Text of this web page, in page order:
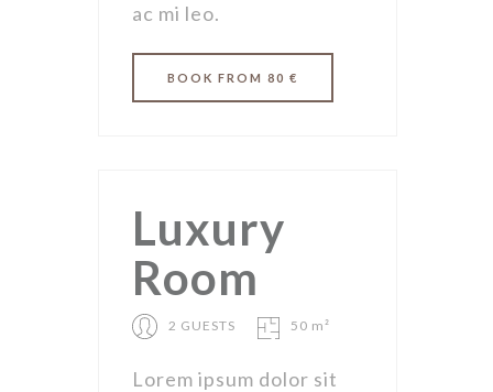
ac mi leo.
BOOK FROM 80 €
Luxury
Room
2 GUESTS 50 m²
Lorem ipsum dolor sit